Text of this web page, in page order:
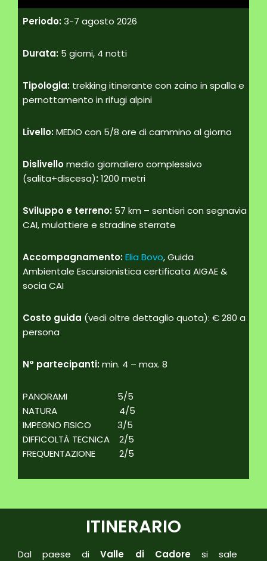
Periodo:3-7 agosto 2026
Durata: 5 giorni, 4 notti
Tipologia: trekking itinerante con zaino in spalla e
pernottamento in rifugi alpini
Livello:MEDIO con 5/8 ore di cammino al giorno
Dislivellomedio giornaliero complessivo
(salita+discesa):1200 metri
Sviluppo e terreno: 57 km – sentieri con segnavia
CAI, mulattiere e stradine sterrate
Accompagnamento:Elia Bovo, Guida
Ambientale Escursionistica certificata AIGAE &
socia CAI
Costo guida (vedi oltre dettaglio quota): € 280 a
persona
N° partecipanti:min. 4 – max. 8
PANORAMI 5/5
NATURA 4/5
IMPEGNO FISICO 3/5
DIFFICOLTÀ TECNICA 2/5
FREQUENTAZIONE 2/5
ITINERARIO
Dal paese diValle di Cadoresi sale